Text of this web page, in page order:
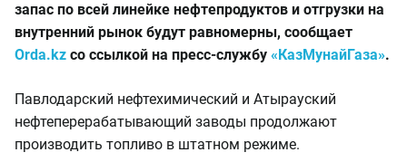
запас по всей линейке нефтепродуктов и отгрузки на
внутренний рынок будут равномерны, сообщает
Orda.kz со ссылкой на пресс-службу «КазМунайГаза».
Павлодарский нефтехимический и Атырауский
нефтеперерабатывающий заводы продолжают
производить топливо в штатном режиме.